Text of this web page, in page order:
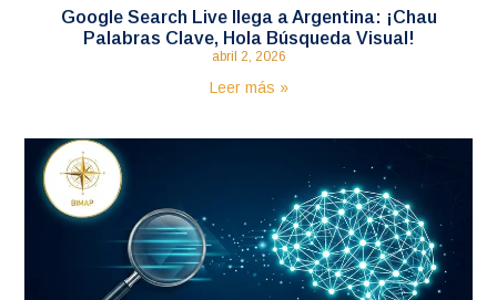
Google Search Live llega a Argentina: ¡Chau
Palabras Clave, Hola Búsqueda Visual!
abril 2, 2026
Leer más »